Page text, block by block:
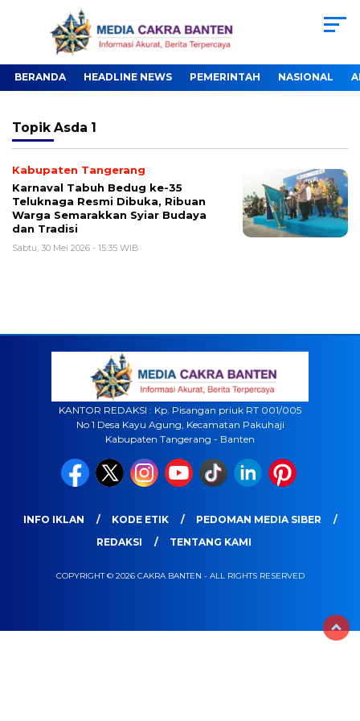
BERANDA HEADLINE NEWS PEMERINTAH NASIONAL
Topik Asda 1
Kabupaten Tangerang
Karnaval Tabuh Bedug ke-35
Teluknaga Resmi Dibuka, Ribuan
Warga Semarakkan Syiar Budaya
dan Tradisi
Sabtu, 30 Mei 2026 - 15:35 WIB
KANTOR REDAKSI : Kp. Pisangan priuk RT 001/005
No 1 Desa Kayu Agung, Kecamatan Pakuhaji
Kabupaten Tangerang - Banten
INFO IKLAN KODE ETIK
PEDOMAN MEDIA SIBER
REDAKSI
TENTANG KAMI
COPYRIGHT © 2026 CAKRA BANTEN - ALL RIGHTS RESERVED